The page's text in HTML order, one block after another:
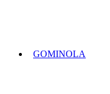
GOMINOLA